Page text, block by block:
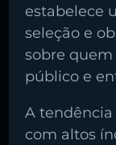
estabelece
seleção e
sobre
público e
A
com altos